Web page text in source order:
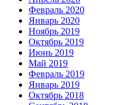
Февраль 2020
Январь 2020
Ноябрь 2019
Октябрь 2019
Июнь 2019
Май 2019
Февраль 2019
Январь 2019
Октябрь 2018